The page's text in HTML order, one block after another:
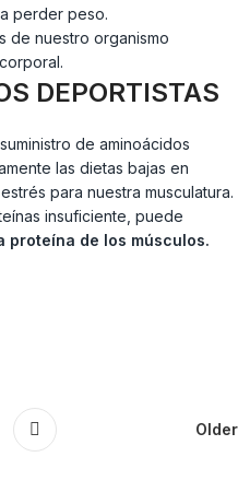
perder peso.
de nuestro organismo
DEPORTISTAS
de aminoácidos
las dietas bajas en
para nuestra musculatura.
insuficiente, puede
proteína de los músculos.
Older